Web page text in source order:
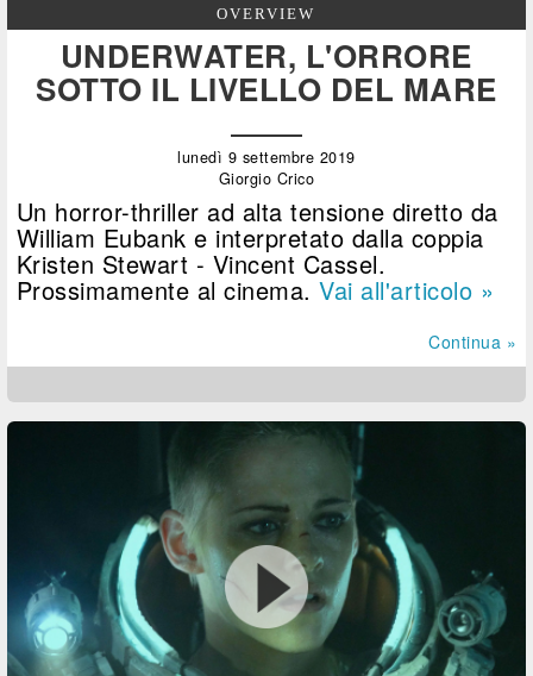
OVERVIEW
UNDERWATER, L'ORRORE
SOTTO IL LIVELLO DEL MARE
lunedì 9 settembre 2019
Giorgio Crico
Un horror-thriller ad alta tensione diretto da
William Eubank e interpretato dalla coppia
Kristen Stewart - Vincent Cassel.
Prossimamente al cinema.Vai all'articolo »
Continua »